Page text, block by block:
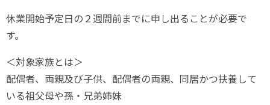
休業開始予定日の２週間前までに申し出ることが必要で
す。
＜対象家族とは＞
配偶者、両親及び子供、配偶者の両親、同居かつ扶養して
いる祖父母や孫・兄弟姉妹